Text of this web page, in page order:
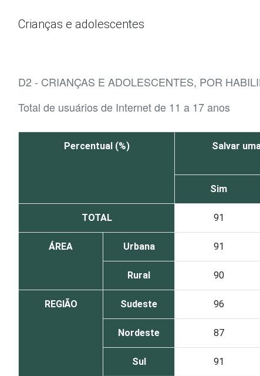
Crianças e adolescentes
D2 - CRIANÇAS E ADOLESCENTES, POR
Total de usuários de Internet de 11 a 17 anos
Percentual (%) Salvar
Sim
TOTAL 91
ÁREA Urbana 91
Rural 90
REGIÃO Sudeste 96
Nordeste 87
Sul 91